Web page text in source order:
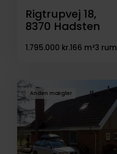
Rigtrupvej 18,
8370 Hadsten
1.795.000 kr.166 m²3 rum
Anden mægler